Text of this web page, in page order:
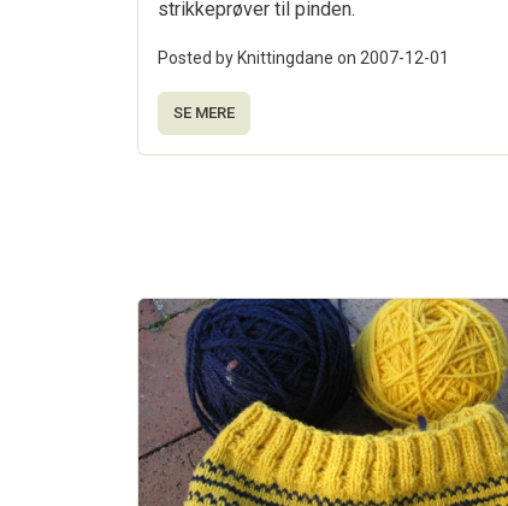
strikkeprøver til pinden.
Posted by Knittingdane on 2007-12-01
SE MERE